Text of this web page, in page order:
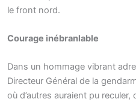
le front nord.
Courage inébranlable
Dans un hommage vibrant
Directeur Général de la
où d’autres auraient pu